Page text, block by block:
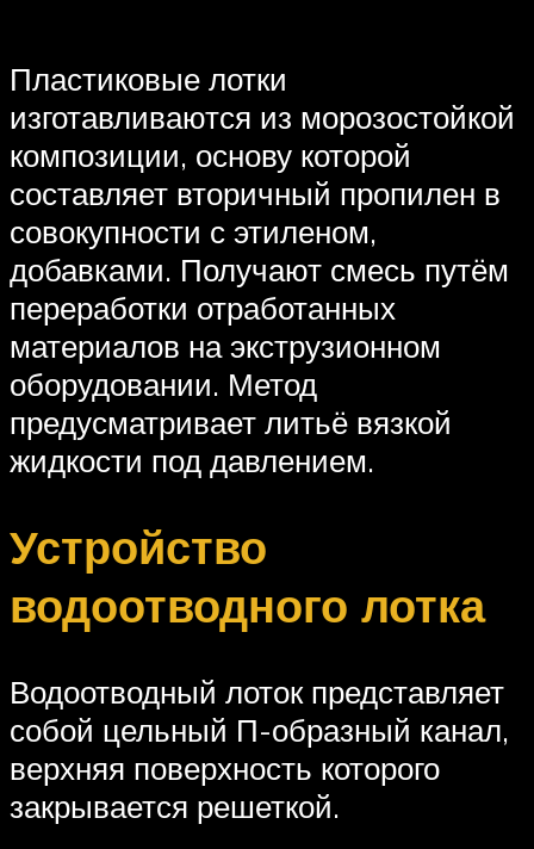
Пластиковые лотки
изготавливаются из морозостойкой
композиции, основу которой
составляет вторичный пропилен в
совокупности с этиленом,
добавками. Получают смесь путём
переработки отработанных
материалов на экструзионном
оборудовании. Метод
предусматривает литьё вязкой
жидкости под давлением.
Устройство
водоотводного лотка
Водоотводный лоток представляет
собой цельный П-образный канал,
верхняя поверхность которого
закрывается решеткой.